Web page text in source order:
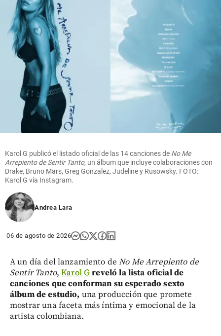
Karol G publicó el listado oficial de las 14 canciones de No Me
Arrepiento de Sentir Tanto, un álbum que incluye colaboraciones con
Drake, Bruno Mars, Greg Gonzalez, Judeline y Rusowsky. FOTO:
Karol G vía Instagram.
Andrea Lara
06 de agosto de 2026
A un día del lanzamiento deNo Me Arrepiento de
Sentir Tanto, Karol Greveló la lista oficial de
canciones que conforman su esperado sexto
álbum de estudio, una producción que promete
mostrar una faceta más íntima y emocional de la
artista colombiana.